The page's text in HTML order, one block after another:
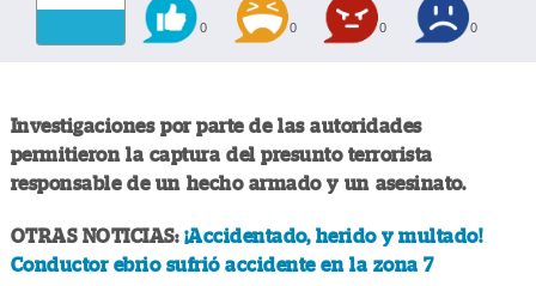
0 0 0 0
Investigaciones por parte de las autoridades
permitieron la captura del presunto terrorista
responsable de un hecho armado y un asesinato.
OTRAS NOTICIAS: ¡Accidentado, herido y multado!
Conductor ebrio sufrió accidente en la zona 7